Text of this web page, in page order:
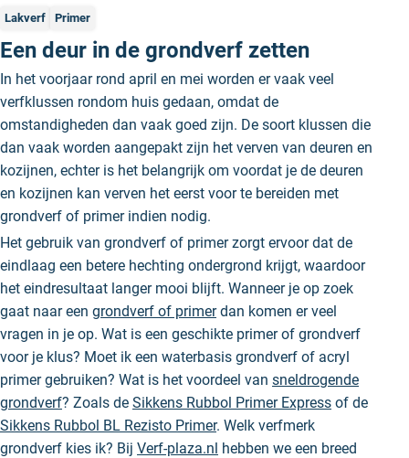
Lakverf Primer
Een deur in de grondverf zetten
In het voorjaar rond april en mei worden er vaak veel
verfklussen rondom huis gedaan, omdat de
omstandigheden dan vaak goed zijn. De soort klussen die
dan vaak worden aangepakt zijn het verven van deuren en
kozijnen, echter is het belangrijk om voordat je de deuren
en kozijnen kan verven het eerst voor te bereiden met
grondverf of primer indien nodig.
Het gebruik van grondverf of primer zorgt ervoor dat de
eindlaag een betere hechting ondergrond krijgt, waardoor
het eindresultaat langer mooi blijft. Wanneer je op zoek
gaat naar een grondverf of primerdan komen er veel
vragen in je op. Wat is een geschikte primer of grondverf
voor je klus? Moet ik een waterbasis grondverf of acryl
primer gebruiken? Wat is het voordeel van sneldrogende
grondverf? Zoals de Sikkens Rubbol Primer Express of de
Sikkens Rubbol BL Rezisto Primer. Welk verfmerk
grondverf kies ik? Bij Verf-plaza.nl hebben we een breed